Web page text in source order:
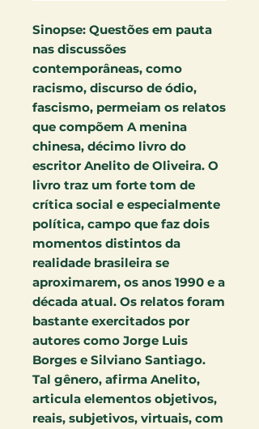
Sinopse: Questões em pauta
nas discussões
contemporâneas, como
racismo, discurso de ódio,
fascismo, permeiam os relatos
que compõem A menina
chinesa, décimo livro do
escritor Anelito de Oliveira. O
livro traz um forte tom de
crítica social e especialmente
política, campo que faz dois
momentos distintos da
realidade brasileira se
aproximarem, os anos 1990 e a
década atual. Os relatos foram
bastante exercitados por
autores como Jorge Luis
Borges e Silviano Santiago.
Tal gênero, afirma Anelito,
articula elementos objetivos,
reais, subjetivos, virtuais, com